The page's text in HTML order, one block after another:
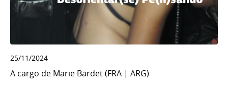
25/11/2024
A cargo de Marie Bardet (FRA | ARG)